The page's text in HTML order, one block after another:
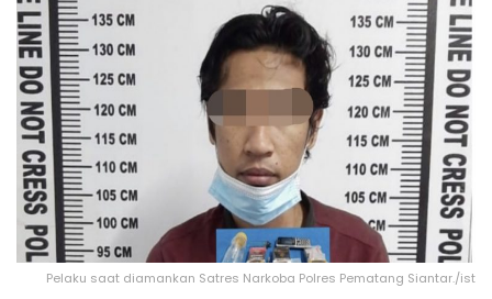
Pelaku saat diamankan Satres Narkoba Polres Pematang Siantar./ist